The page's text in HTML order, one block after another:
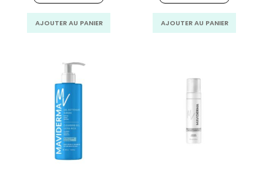
MAD.
AJOUTER AU PANIER
MAD.
AJOUTER AU PANIER